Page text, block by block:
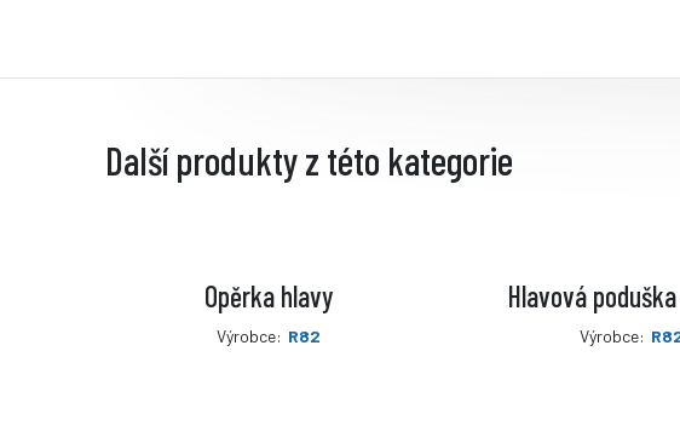
Další produkty z této kategorie
Opěrka hlavy
Výrobce: R82
Hlavová
Výrobce: